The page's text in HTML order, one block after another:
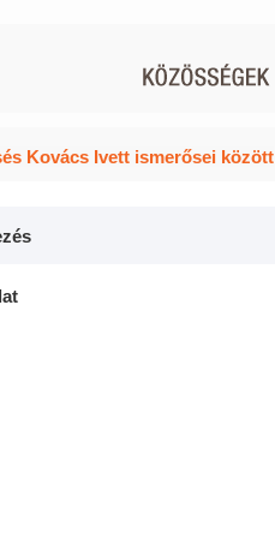
Kovács Ivett ismerősei között